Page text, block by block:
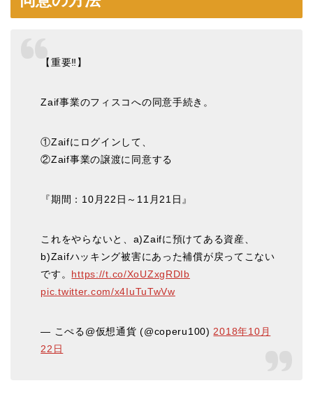
【重要‼️】
Zaif事業のフィスコへの同意手続き。
①Zaifにログインして、
②Zaif事業の譲渡に同意する
『期間：10月22日～11月21日』
これをやらないと、a)Zaifに預けてある資産、
b)Zaifハッキング被害にあった補償が戻ってこない
です。 https://t.co/XoUZxgRDIb
pic.twitter.com/x4IuTuTwVw
— こぺる@仮想通貨 (@coperu100) 2018年10月
22日